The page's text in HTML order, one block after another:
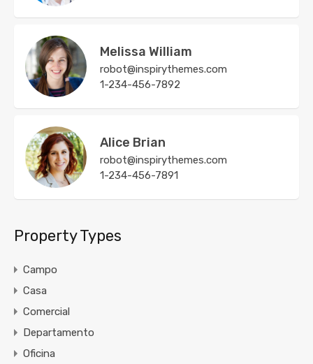
Melissa William
robot@inspirythemes.com
1-234-456-7892
Alice Brian
robot@inspirythemes.com
1-234-456-7891
Property Types
Campo
Casa
Comercial
Departamento
Oficina